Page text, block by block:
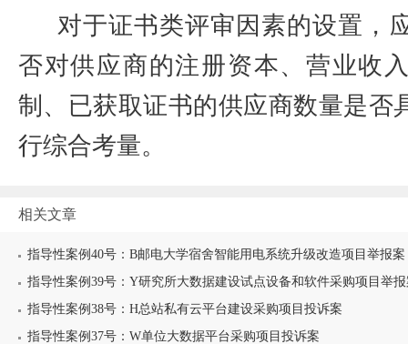
对于证书类评审因素的设置，
否对供应商的注册资本、营业收
制、已获取证书的供应商数量是否
行综合考量。
相关文章
指导性案例40号：B邮电大学宿舍智能用电系统升级改造项目举报案
指导性案例39号：Y研究所大数据建设试点设备和软件采购项目举
指导性案例38号：H总站私有云平台建设采购项目投诉案
指导性案例37号：W单位大数据平台采购项目投诉案